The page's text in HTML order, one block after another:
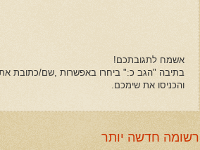
אשמח לתגובתכם!
בתיבה "הגב כ:" ביחרו באפשרות ,שם/כתובת
והכניסו את שימכם.
רשומה חדשה יותר